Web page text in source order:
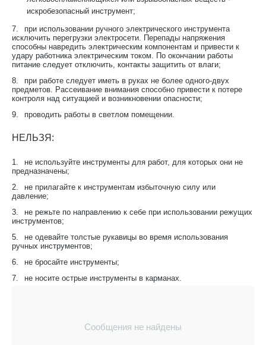
искробезопасный инструмент;
7.
при использовании ручного электрического инструмента
исключить перегрузки электросети. Перепады напряжения
способны навредить электрическим компонентам и привести к
удару работника электрическим током. По окончании работы
питание следует отключить, контакты защитить от влаги;
8.
при работе следует иметь в руках не более одного-двух
предметов. Рассеивание внимания способно привести к потере
контроля над ситуацией и возникновении опасности;
9.
проводить работы в светлом помещении.
НЕЛЬЗЯ:
1.
не используйте инструменты для работ, для которых они не
предназначены;
2.
не прилагайте к инструментам избыточную силу или
давление;
3.
не режьте по направлению к себе при использовании режущих
инструментов;
5.
не одевайте толстые рукавицы во время использования
ручных инструментов;
6.
не бросайте инструменты;
7.
не носите острые инструменты в карманах.
Сообщения не найдены